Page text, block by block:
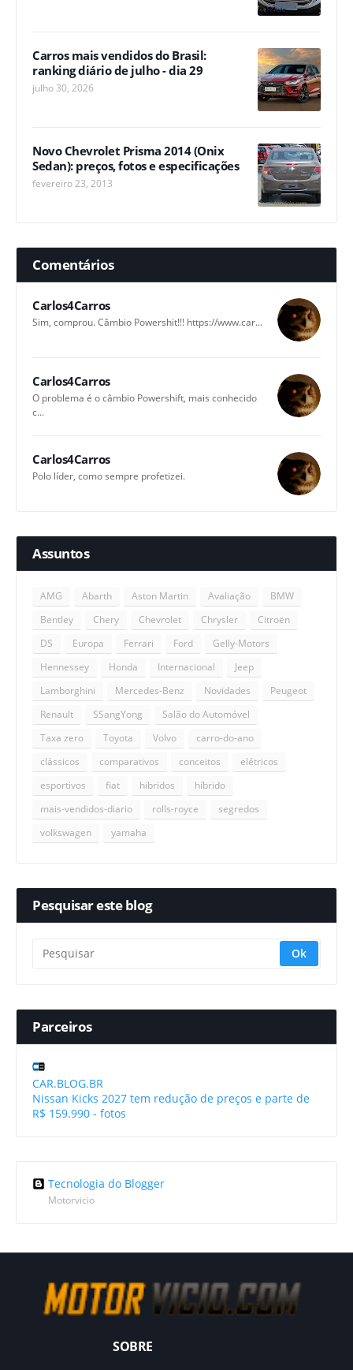
Carros mais vendidos do Brasil:
ranking diário de julho - dia 29
julho 30, 2026
Novo Chevrolet Prisma 2014 (Onix
Sedan): preços, fotos e especificações
fevereiro 23, 2013
Comentários
Carlos4Carros
Sim, comprou. Câmbio Powershit!!! https://www.car...
Carlos4Carros
O problema é o câmbio Powershift, mais conhecido
c...
Carlos4Carros
Polo líder, como sempre profetizei.
Assuntos
AMG Abarth Aston Martin Avaliação
BMW
Bentley
Chery Chevrolet Chrysler
Citroën
DS
Europa Ferrari Ford
Gelly-Motors
Hennessey
Honda Internacional
Jeep
Lamborghini
Mercedes-Benz Novidades
Peugeot
Renault
SSangYong
Salão do Automóvel
Taxa zero
Toyota Volvo
carro-do-ano
clássicos
comparativos conceitos
elétricos
esportivos
fiat hibridos
híbrido
mais-vendidos-diario
rolls-royce
segredos
volkswagen
yamaha
Pesquisar este blog
Parceiros
CAR.BLOG.BR
Nissan Kicks 2027 tem redução de preços e parte de
R$ 159.990 - fotos
Tecnologia do Blogger
Motorvicio
SOBRE